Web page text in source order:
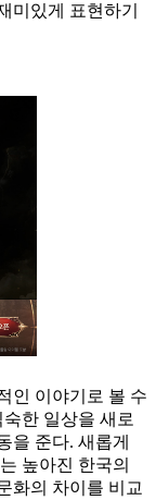
미있게 표현하기
인 이야기로 볼 수
한 일상을 새로
을 준다. 새롭게
높아진 한국의
화의 차이를 비교